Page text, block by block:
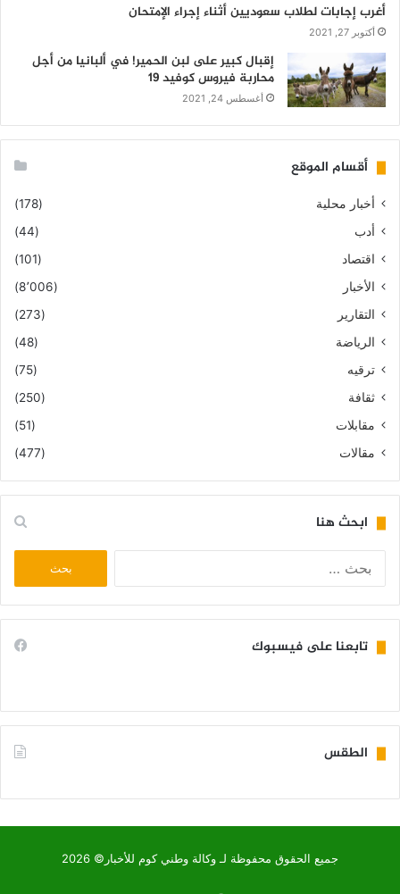
أغرب إجابات لطلاب سعوديين أثناء إجراء الإمتحان
أكتوبر 27, 2021
إقبال كبير على لبن الحمير! في ألبانيا من أجل
محاربة فيروس كوفيد 19
أغسطس 24, 2021
أقسام الموقع
أخبار محلية
(178)
أدب
(44)
اقتصاد
(101)
الأخبار
(8٬006)
التقارير
(273)
الرياضة
(48)
ترقيه
(75)
ثقافة
(250)
مقابلات
(51)
مقالات
(477)
ابحث هنا
تابعنا على فيسبوك
الطقس
جميع الحقوق محفوظة لـ وكالة وطني كوم للأخبار© 2026